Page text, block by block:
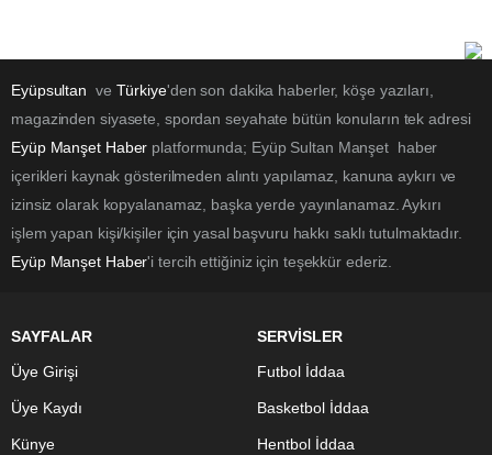
Eyüpsultan ve Türkiye'den son dakika haberler, köşe yazıları,
magazinden siyasete, spordan seyahate bütün konuların tek adresi
Eyüp Manşet Haber platformunda; Eyüp Sultan Manşet haber
içerikleri kaynak gösterilmeden alıntı yapılamaz, kanuna aykırı ve
izinsiz olarak kopyalanamaz, başka yerde yayınlanamaz. Aykırı
işlem yapan kişi/kişiler için yasal başvuru hakkı saklı tutulmaktadır.
Eyüp Manşet Haber'i tercih ettiğiniz için teşekkür ederiz.
SAYFALAR
Üye Girişi
Üye Kaydı
Künye
SERVİSLER
Futbol İddaa
Basketbol İddaa
Hentbol İddaa